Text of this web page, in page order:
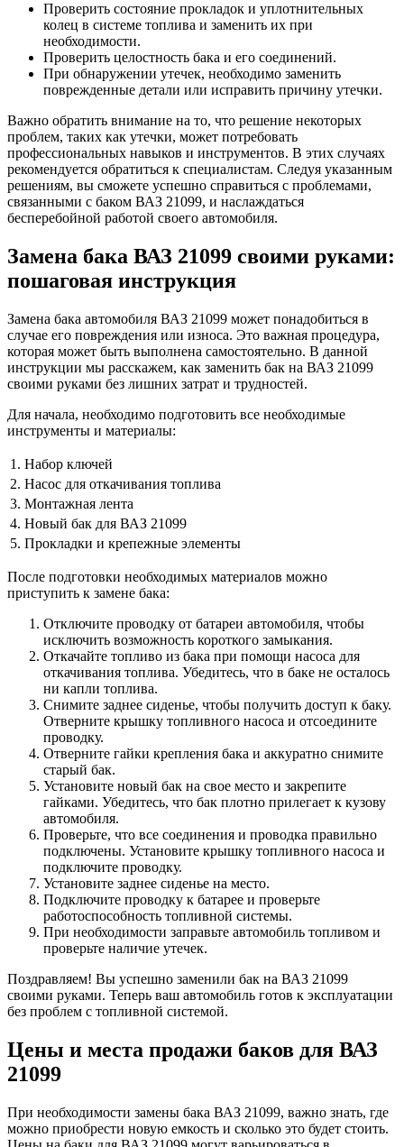
Проверить состояние прокладок и уплотнительных
колец в системе топлива и заменить их при
необходимости.
Проверить целостность бака и его соединений.
При обнаружении утечек, необходимо заменить
поврежденные детали или исправить причину утечки.
Важно обратить внимание на то, что решение некоторых
проблем, таких как утечки, может потребовать
профессиональных навыков и инструментов. В этих случаях
рекомендуется обратиться к специалистам. Следуя указанным
решениям, вы сможете успешно справиться с проблемами,
связанными с баком ВАЗ 21099, и наслаждаться
бесперебойной работой своего автомобиля.
Замена бака ВАЗ 21099 своими руками:
пошаговая инструкция
Замена бака автомобиля ВАЗ 21099 может понадобиться в
случае его повреждения или износа. Это важная процедура,
которая может быть выполнена самостоятельно. В данной
инструкции мы расскажем, как заменить бак на ВАЗ 21099
своими руками без лишних затрат и трудностей.
Для начала, необходимо подготовить все необходимые
инструменты и материалы:
1. Набор ключей
2. Насос для откачивания топлива
3. Монтажная лента
4. Новый бак для ВАЗ 21099
5. Прокладки и крепежные элементы
После подготовки необходимых материалов можно
приступить к замене бака:
Отключите проводку от батареи автомобиля, чтобы
исключить возможность короткого замыкания.
Откачайте топливо из бака при помощи насоса для
откачивания топлива. Убедитесь, что в баке не осталось
ни капли топлива.
Снимите заднее сиденье, чтобы получить доступ к баку.
Отверните крышку топливного насоса и отсоедините
проводку.
Отверните гайки крепления бака и аккуратно снимите
старый бак.
Установите новый бак на свое место и закрепите
гайками. Убедитесь, что бак плотно прилегает к кузову
автомобиля.
Проверьте, что все соединения и проводка правильно
подключены. Установите крышку топливного насоса и
подключите проводку.
Установите заднее сиденье на место.
Подключите проводку к батарее и проверьте
работоспособность топливной системы.
При необходимости заправьте автомобиль топливом и
проверьте наличие утечек.
Поздравляем! Вы успешно заменили бак на ВАЗ 21099
своими руками. Теперь ваш автомобиль готов к эксплуатации
без проблем с топливной системой.
Цены и места продажи баков для ВАЗ
21099
При необходимости замены бака ВАЗ 21099, важно знать, где
можно приобрести новую емкость и сколько это будет стоить.